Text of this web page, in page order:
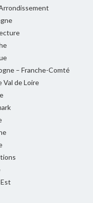
– Franche-Comté
Val de Loire